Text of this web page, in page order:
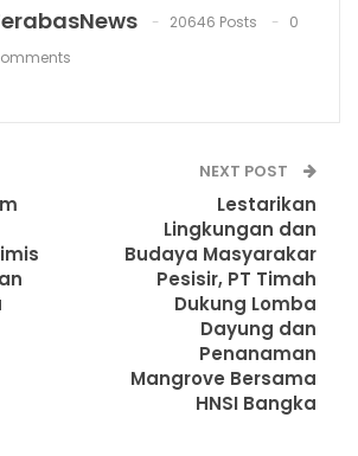
20646 Posts
0
NEXT POST
Lestarikan
Lingkungan dan
Budaya Masyarakar
Pesisir, PT Timah
Dukung Lomba
Dayung dan
Penanaman
Mangrove Bersama
HNSI Bangka